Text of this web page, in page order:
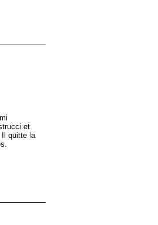
et
Il quitte la